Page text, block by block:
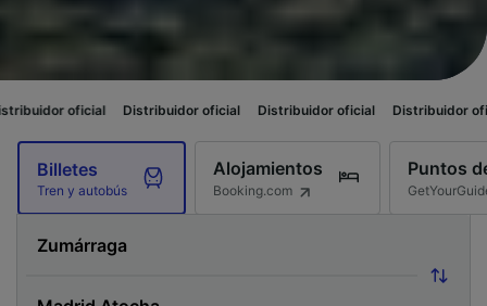
Distribuidor oficial Distribuidor oficial Distribuidor oficial
Billetes
Tren y autobús
Alojamientos
Booking.com
Puntos